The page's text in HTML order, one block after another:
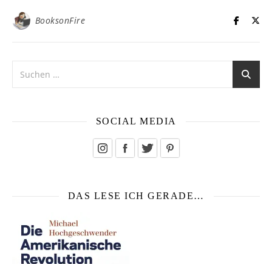
BooksonFire
SOCIAL MEDIA
DAS LESE ICH GERADE…